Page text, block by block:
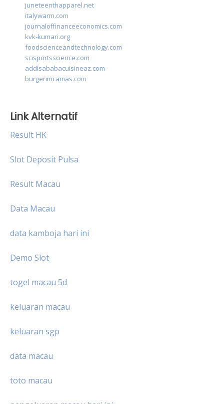
juneteenthapparel.net
italywarm.com
journaloffinanceeconomics.com
kvk-kumari.org
foodscienceandtechnology.com
scisportsscience.com
addisababacuisineaz.com
burgerimcamas.com
Link Alternatif
Result HK
Slot Deposit Pulsa
Result Macau
Data Macau
data kamboja hari ini
Demo Slot
togel macau 5d
keluaran macau
keluaran sgp
data macau
toto macau